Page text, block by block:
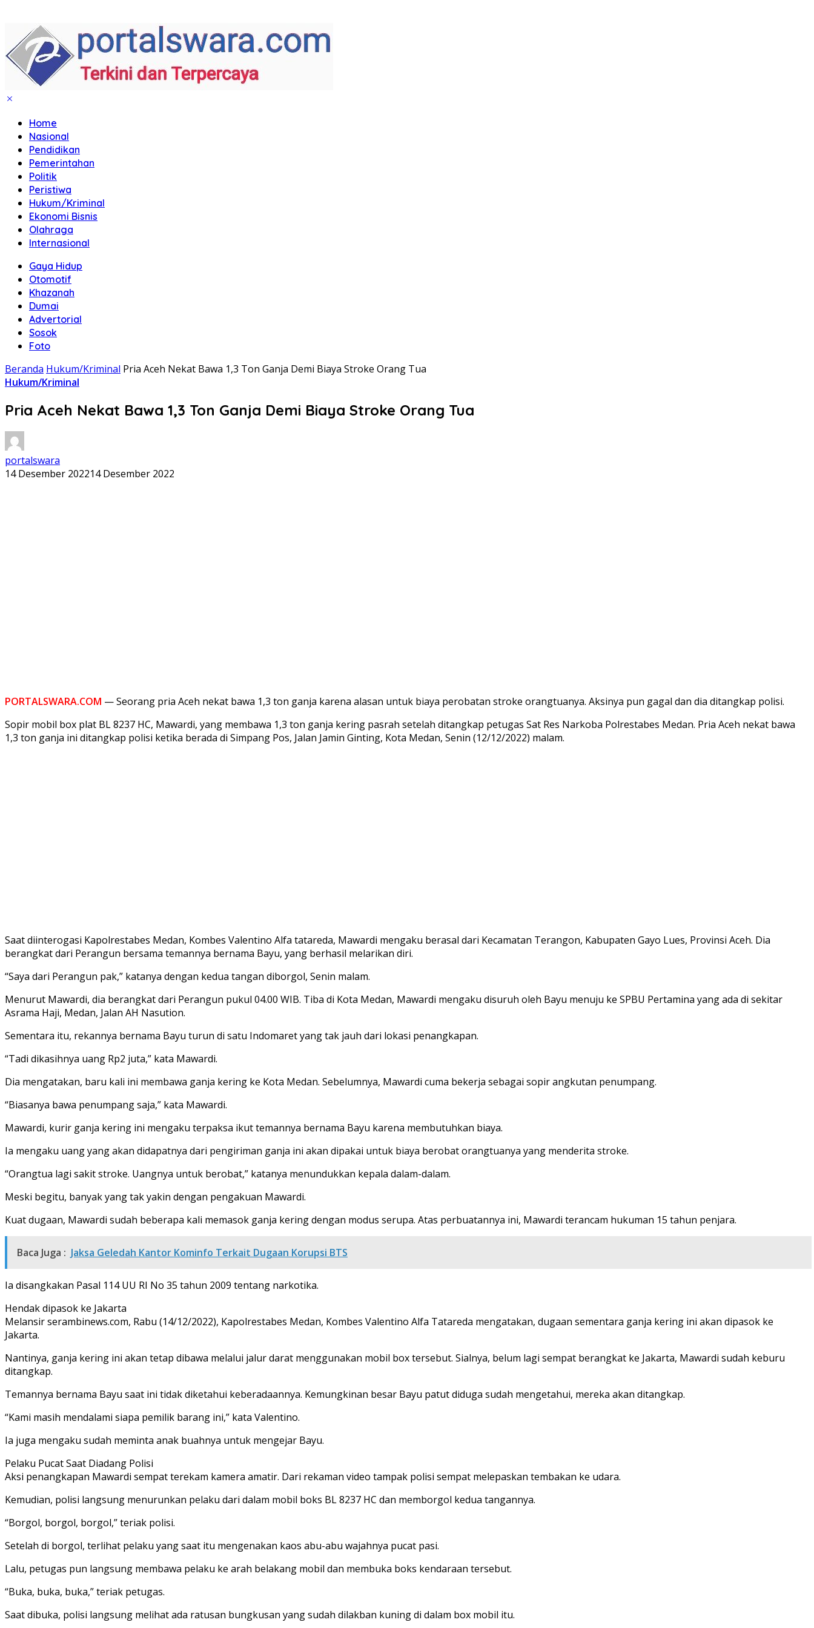
Home
Nasional
Pendidikan
Pemerintahan
Politik
Peristiwa
Hukum/Kriminal
Ekonomi Bisnis
Olahraga
Internasional
Gaya Hidup
Otomotif
Khazanah
Dumai
Advertorial
Sosok
Foto
Beranda Hukum/Kriminal Pria Aceh Nekat Bawa 1,3 Ton Ganja Demi Biaya Stroke Orang Tua
Hukum/Kriminal
Pria Aceh Nekat Bawa 1,3 Ton Ganja Demi Biaya Stroke Orang Tua
portalswara
14 Desember 202214 Desember 2022
PORTALSWARA.COM — Seorang pria Aceh nekat bawa 1,3 ton ganja karena alasan untuk biaya perobatan stroke orangtuanya. Aksinya pun gagal dan dia ditangkap polisi.
Sopir mobil box plat BL 8237 HC, Mawardi, yang membawa 1,3 ton ganja kering pasrah setelah ditangkap petugas Sat Res Narkoba Polrestabes Medan. Pria Aceh nekat bawa
1,3 ton ganja ini ditangkap polisi ketika berada di Simpang Pos, Jalan Jamin Ginting, Kota Medan, Senin (12/12/2022) malam.
Saat diinterogasi Kapolrestabes Medan, Kombes Valentino Alfa tatareda, Mawardi mengaku berasal dari Kecamatan Terangon, Kabupaten Gayo Lues, Provinsi Aceh. Dia
berangkat dari Perangun bersama temannya bernama Bayu, yang berhasil melarikan diri.
“Saya dari Perangun pak,” katanya dengan kedua tangan diborgol, Senin malam.
Menurut Mawardi, dia berangkat dari Perangun pukul 04.00 WIB. Tiba di Kota Medan, Mawardi mengaku disuruh oleh Bayu menuju ke SPBU Pertamina yang ada di sekitar
Asrama Haji, Medan, Jalan AH Nasution.
Sementara itu, rekannya bernama Bayu turun di satu Indomaret yang tak jauh dari lokasi penangkapan.
“Tadi dikasihnya uang Rp2 juta,” kata Mawardi.
Dia mengatakan, baru kali ini membawa ganja kering ke Kota Medan. Sebelumnya, Mawardi cuma bekerja sebagai sopir angkutan penumpang.
“Biasanya bawa penumpang saja,” kata Mawardi.
Mawardi, kurir ganja kering ini mengaku terpaksa ikut temannya bernama Bayu karena membutuhkan biaya.
Ia mengaku uang yang akan didapatnya dari pengiriman ganja ini akan dipakai untuk biaya berobat orangtuanya yang menderita stroke.
“Orangtua lagi sakit stroke. Uangnya untuk berobat,” katanya menundukkan kepala dalam-dalam.
Meski begitu, banyak yang tak yakin dengan pengakuan Mawardi.
Kuat dugaan, Mawardi sudah beberapa kali memasok ganja kering dengan modus serupa. Atas perbuatannya ini, Mawardi terancam hukuman 15 tahun penjara.
Baca Juga : Jaksa Geledah Kantor Kominfo Terkait Dugaan Korupsi BTS
Ia disangkakan Pasal 114 UU RI No 35 tahun 2009 tentang narkotika.
Hendak dipasok ke Jakarta
Melansir serambinews.com, Rabu (14/12/2022), Kapolrestabes Medan, Kombes Valentino Alfa Tatareda mengatakan, dugaan sementara ganja kering ini akan dipasok ke
Jakarta.
Nantinya, ganja kering ini akan tetap dibawa melalui jalur darat menggunakan mobil box tersebut. Sialnya, belum lagi sempat berangkat ke Jakarta, Mawardi sudah keburu
ditangkap.
Temannya bernama Bayu saat ini tidak diketahui keberadaannya. Kemungkinan besar Bayu patut diduga sudah mengetahui, mereka akan ditangkap.
“Kami masih mendalami siapa pemilik barang ini,” kata Valentino.
Ia juga mengaku sudah meminta anak buahnya untuk mengejar Bayu.
Pelaku Pucat Saat Diadang Polisi
Aksi penangkapan Mawardi sempat terekam kamera amatir. Dari rekaman video tampak polisi sempat melepaskan tembakan ke udara.
Kemudian, polisi langsung menurunkan pelaku dari dalam mobil boks BL 8237 HC dan memborgol kedua tangannya.
“Borgol, borgol, borgol,” teriak polisi.
Setelah di borgol, terlihat pelaku yang saat itu mengenakan kaos abu-abu wajahnya pucat pasi.
Lalu, petugas pun langsung membawa pelaku ke arah belakang mobil dan membuka boks kendaraan tersebut.
“Buka, buka, buka,” teriak petugas.
Saat dibuka, polisi langsung melihat ada ratusan bungkusan yang sudah dilakban kuning di dalam box mobil itu.